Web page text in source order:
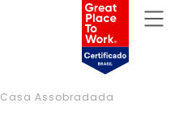
Casa Assobradada